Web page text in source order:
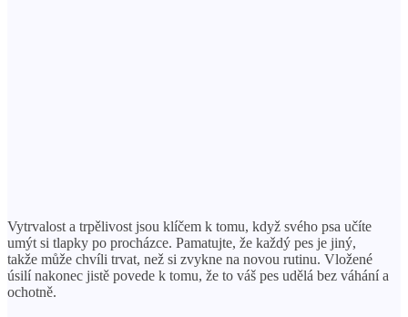
Vytrvalost a trpělivost jsou klíčem k tomu, když svého psa učíte
umýt si tlapky po procházce. Pamatujte, že každý pes je jiný,
takže může chvíli trvat, než si zvykne na novou rutinu. Vložené
úsilí nakonec jistě povede k tomu, že to váš pes udělá bez váhání a
ochotně.